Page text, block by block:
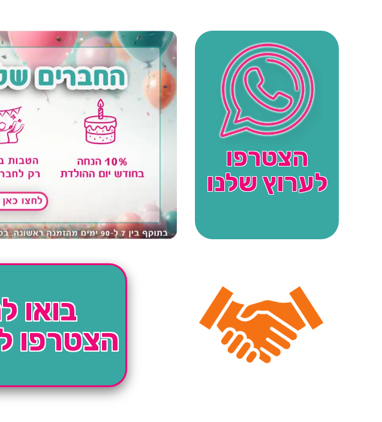
הצטרפו
לערוץ שלנו
בואו
הצטרפו